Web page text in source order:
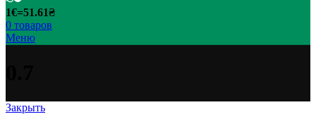
1€=51.61₴
0 товаров
Меню
Закрыть